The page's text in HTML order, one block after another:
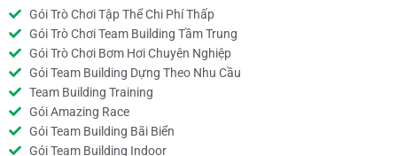
Gói Trò Chơi Tập Thể Chi Phí Thấp
Gói Trò Chơi Team Building Tầm Trung
Gói Trò Chơi Bơm Hơi Chuyên Nghiệp
Gói Team Building Dựng Theo Nhu Cầu
Team Building Training
Gói Amazing Race
Gói Team Building Bãi Biển
Gói Team Building Indoor